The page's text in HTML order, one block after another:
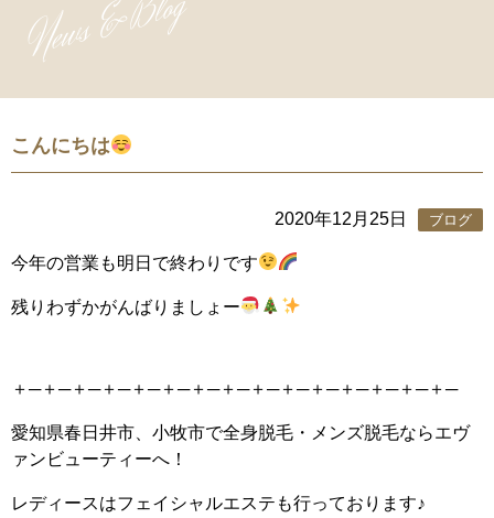
News & Blog
こんにちは
2020年12月25日 ブログ
今年の営業も明日で終わりです
残りわずかがんばりましょー
＋─＋─＋─＋─＋─＋─＋─＋─＋─＋─＋─＋─＋─＋─＋─
愛知県春日井市、小牧市で全身脱毛・メンズ脱毛ならエヴ
ァンビューティーへ！
レディースはフェイシャルエステも行っております♪